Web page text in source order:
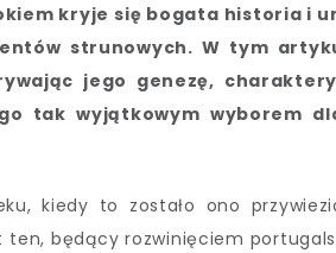
kryje się bogata historia i
strunowych. W tym
jego genezę,
tak wyjątkowym wyborem
kiedy to zostało ono
będący rozwinięciem